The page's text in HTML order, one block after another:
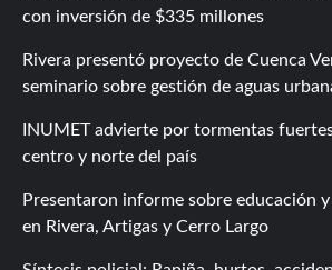
con inversión de $335 millones
Rivera presentó proyecto de Cuenca
seminario sobre gestión de aguas
INUMET advierte por tormentas
centro y norte del país
Presentaron informe sobre educación
en Rivera, Artigas y Cerro Largo